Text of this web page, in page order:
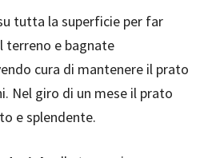
tutta la superficie per far
terreno e bagnate
cura di mantenere il prato
Nel giro di un mese il prato
e splendente.